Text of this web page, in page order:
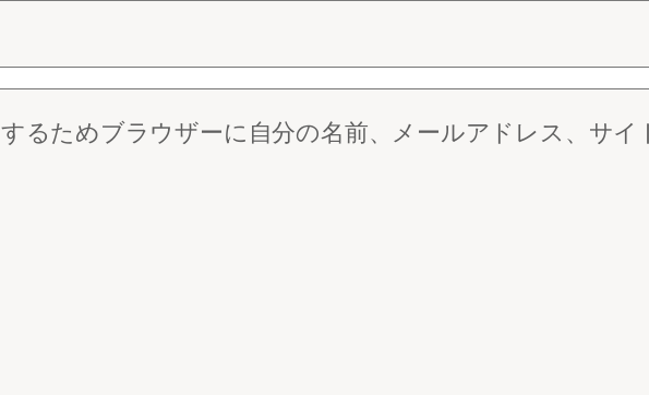
るためブラウザーに自分の名前、メールアドレス、サイ